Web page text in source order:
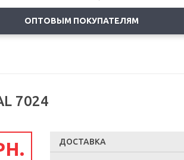
ОПТОВЫМ ПОКУПАТЕЛЯМ
7024
ДОСТАВКА